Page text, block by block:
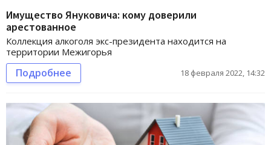
Имущество Януковича: кому доверили
арестованное
Коллекция алкоголя экс-президента находится на
территории Межигорья
Подробнее 18 февраля 2022, 14:32